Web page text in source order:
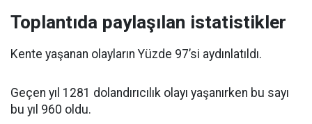
Toplantıda paylaşılan istatistikler
Kente yaşanan olayların Yüzde 97’si aydınlatıldı.
Geçen yıl 1281 dolandırıcılık olayı yaşanırken bu sayı
bu yıl 960 oldu.